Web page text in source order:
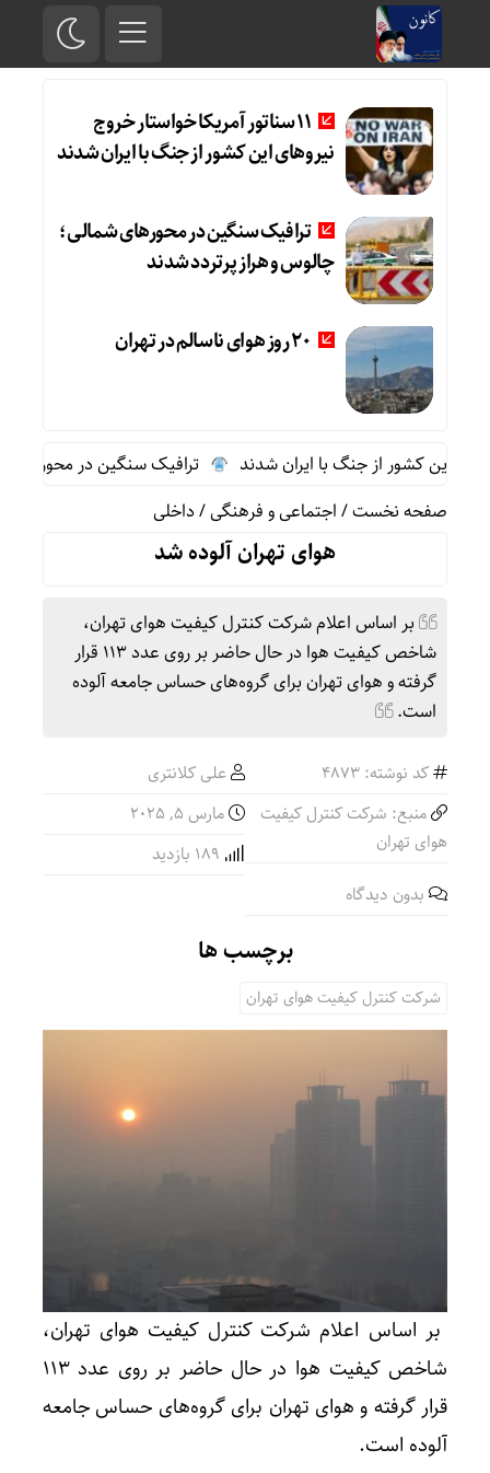
11 سناتور آمریکا خواستار خروج
نیروهای این کشور از جنگ با ایران شدند
ترافیک سنگین در محورهای شمالی؛
چالوس و هراز پرتردد شدند
20 روز هوای ناسالم در تهران
ترافیک سنگین در محورهای
صفحه نخست/اجتماعی و فرهنگی/داخلی
هوای تهران آلوده شد
بر اساس اعلام شرکت کنترل کیفیت هوای تهران،
شاخص کیفیت هوا در حال حاضر بر روی عدد ۱۱۳ قرار
گرفته و هوای تهران برای گروه‌های حساس جامعه آلوده
است.
کد نوشته: 4873
علی کلانتری
منبع: شرکت کنترل کیفیت
هوای تهران
مارس 5, 2025
بدون دیدگاه
برچسب ها
شرکت کنترل کیفیت هوای تهران
بر اساس اعلام شرکت کنترل کیفیت هوای تهران،
شاخص کیفیت هوا در حال حاضر بر روی عدد ۱۱۳
قرار گرفته و هوای تهران برای گروه‌های حساس جامعه
آلوده است.